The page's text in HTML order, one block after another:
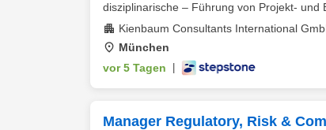
disziplinarische – Führung von Projekt- und
Kienbaum Consultants International
München
vor 5 Tagen
Manager Regulatory, Risk &